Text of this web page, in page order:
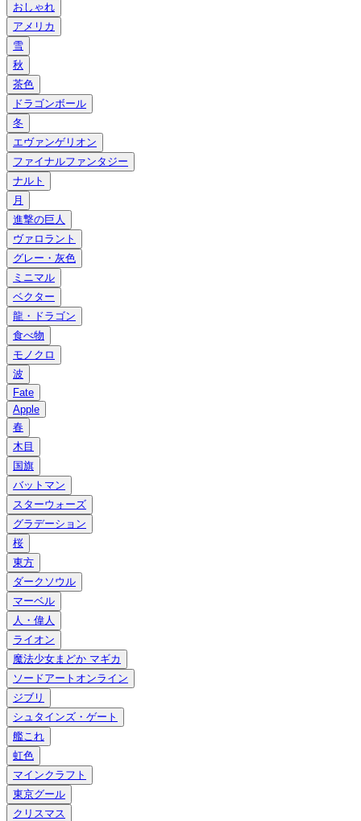
おしゃれ
アメリカ
雪
秋
茶色
ドラゴンボール
冬
エヴァンゲリオン
ファイナルファンタジー
ナルト
月
進撃の巨人
ヴァロラント
グレー・灰色
ミニマル
ベクター
龍・ドラゴン
食べ物
モノクロ
波
Fate
Apple
春
木目
国旗
バットマン
スターウォーズ
グラデーション
桜
東方
ダークソウル
マーベル
人・偉人
ライオン
魔法少女まどか マギカ
ソードアートオンライン
ジブリ
シュタインズ・ゲート
艦これ
虹色
マインクラフト
東京グール
クリスマス